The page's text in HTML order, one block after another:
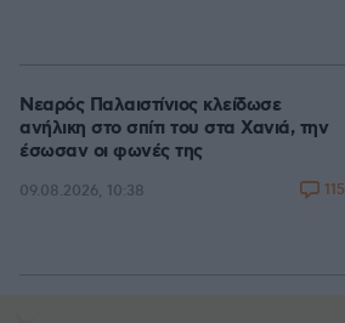
Νεαρός Παλαιστίνιος κλείδωσε
ανήλικη στο σπίτι του στα Χανιά, την
έσωσαν οι φωνές της
09.08.2026, 10:38 115